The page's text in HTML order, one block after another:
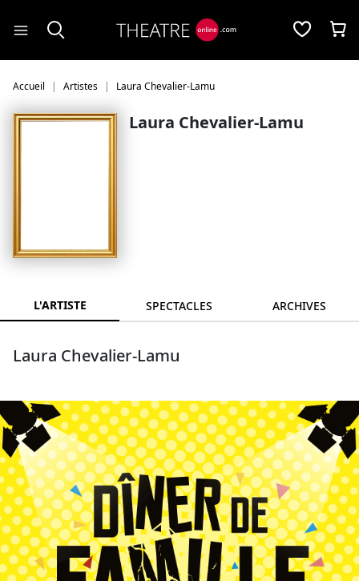
Accueil Artistes Laura Chevalier-Lamu
Laura Chevalier-Lamu
L'ARTISTE SPECTACLES ARCHIVES
Laura Chevalier-Lamu